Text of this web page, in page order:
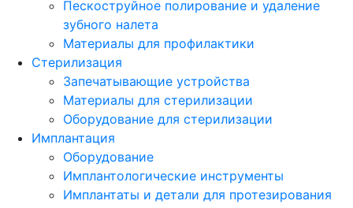
Пескоструйное полирование и удаление
зубного налета
Материалы для профилактики
Стерилизация
Запечатывающие устройства
Материалы для стерилизации
Оборудование для стерилизации
Имплантация
Оборудование
Имплантологические инструменты
Имплантаты и детали для протезирования